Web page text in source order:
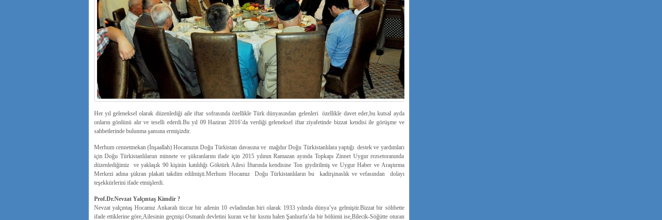
Her yıl geleneksel olarak düzenlediği aile iftar sofrasında özellikle Türk dünyasından gelenleri özellikle davet eder,bu kutsal ayda
onların gönlünü alır ve teselli ederdi.Bu yıl 09 Haziran 2016’da verdiği geleneksel iftar ziyafetinde bizzat kendisi ile görüşme ve
sahbetlerinde bulunma şansına ermişizdir.
Merhum cennetmekan (İnşaallah) Hocamızın Doğu Türkistan davasına ve mağdur Doğu Türkistanlılara yaptığı destek ve yardımları
için Doğu Türkistanlılarıın minnete ve şükranlarını ifade için 2015 yılının Ramazan ayında Topkapı Zinnet Uygur rezsetoranında
düzenlediğimiz ve yaklaşık 90 kişinin katıldığı Göktürk Ailesi İftarında kendisine Ton giydirilmiş ve Uygur Haber ve Araştırma
Merkezi adına şükran plakati takdim edilmişti.Merhum Hocamız Doğu Türkistanlıların bu kadirşinaslık ve vefasından dolayı
teşekkürlerini ifade etmişlerdi.
Prof.Dr.Nevzat Yalçıntaş Kimdir ?
Nevzat yalçıntaş Hocamız Ankaralı tüccar bir ailenin 10 evladından biri olarak 1933 yılında dünya’ya gelmiştir.Bizzat bir söhbette
ifade ettiklerine göre,Ailesinin geçmişi Osmanlı devletini kuran ve bir kısmı halen Şanlıurfa’da bir bölümü ise,Bilecik-Söğütte oturan